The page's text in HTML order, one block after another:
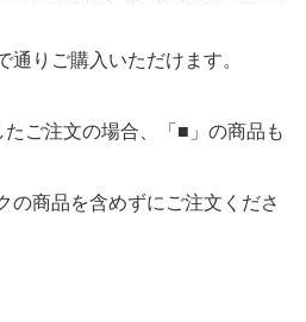
通りご購入いただけます。
ご注文の場合、「■」の商品も
商品を含めずにご注文くださ